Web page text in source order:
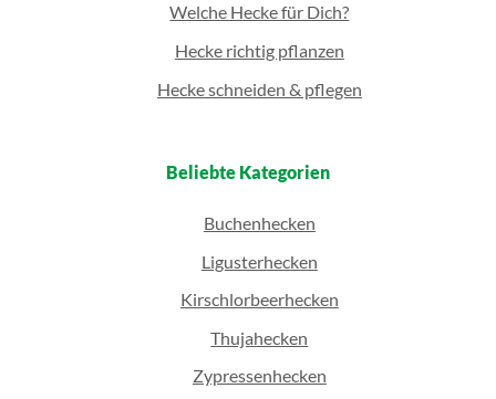
Welche Hecke für Dich?
Hecke richtig pflanzen
Hecke schneiden & pflegen
Beliebte Kategorien
Buchenhecken
Ligusterhecken
Kirschlorbeerhecken
Thujahecken
Zypressenhecken